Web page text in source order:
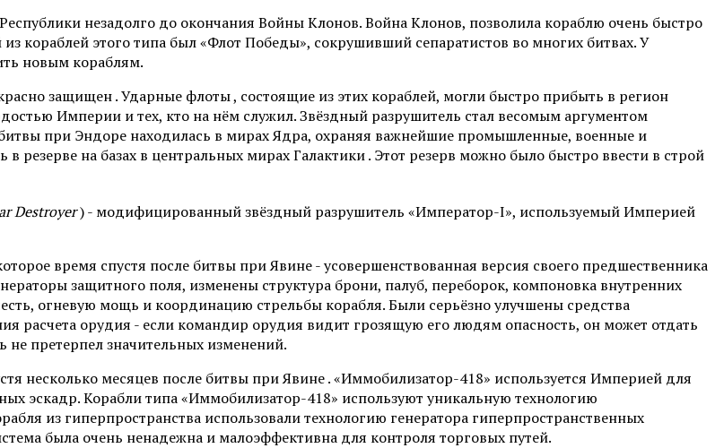
незадолго до окончания Войны Клонов. Война Клонов, позволила кораблю очень быстро
кораблей этого типа был «Флот Победы», сокрушивший сепаратистов во многих битвах. У
новым кораблям.
защищен . Ударные флоты , состоящие из этих кораблей, могли быстро прибыть в регион
Империи и тех, кто на нём служил. Звёздный разрушитель стал весомым аргументом
при Эндоре находилась в мирах Ядра, охраняя важнейшие промышленные, военные и
резерве на базах в центральных мирах Галактики . Этот резерв можно было быстро ввести в строй
Destroyer) - модифицированный звёздный разрушитель «Император-I», используемый Империей
время спустя после битвы при Явине - усовершенствованная версия своего предшественника
защитного поля, изменены структура брони, палуб, переборок, компоновка внутренних
огневую мощь и координацию стрельбы корабля. Были серьёзно улучшены средства
расчета орудия - если командир орудия видит грозящую его людям опасность, он может отдать
не претерпел значительных изменений.
несколько месяцев после битвы при Явине . «Иммобилизатор-418» используется Империей для
эскадр. Корабли типа «Иммобилизатор-418» используют уникальную технологию
из гиперпространства использовали технологию генератора гиперпространственных
была очень ненадежна и малоэффективна для контроля торговых путей.